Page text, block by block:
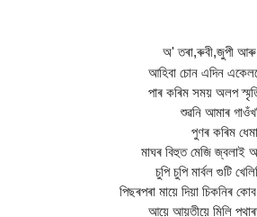
অ' তৰা,ৰুবী,জুপী
আহিবা চোন এদিন
পাৰ কৰিম সময় অলপ স্মৃতি
শুৱনি আমাৰ
পুণৰ কৰিম
মাঘৰ বিহুত মেজি জ্বলাই
চুপি চুপি মাৰ্বল গুটি
পিছৰপৰা মায়ে দিয়া চিকনিৰ
আয়ে আয়তীয়ে মিলি